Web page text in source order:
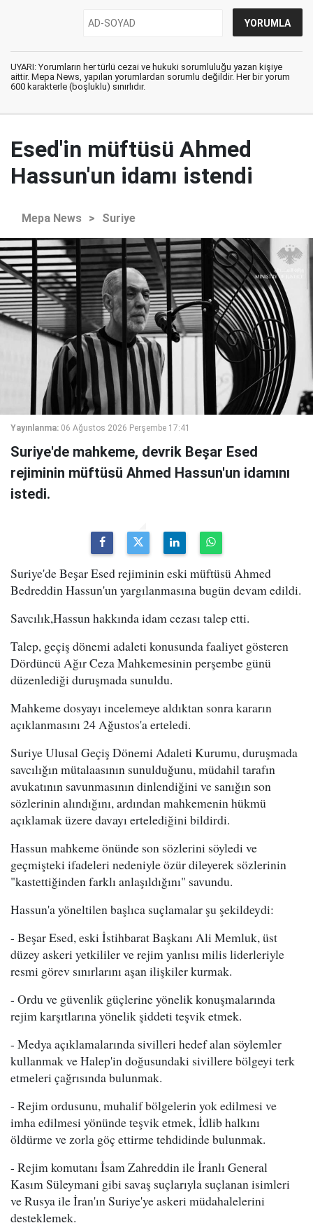
UYARI: Yorumların her türlü cezai ve hukuki sorumluluğu yazan kişiye
aittir. Mepa News, yapılan yorumlardan sorumlu değildir. Her bir yorum
600 karakterle (boşluklu) sınırlıdır.
Esed'in müftüsü Ahmed
Hassun'un idamı istendi
Mepa News > Suriye
Yayınlanma: 06 Ağustos 2026 Perşembe 17:41
Suriye'de mahkeme, devrik Beşar Esed
rejiminin müftüsü Ahmed Hassun'un idamını
istedi.
Suriye'de Beşar Esed rejiminin eski müftüsü Ahmed
Bedreddin Hassun'un yargılanmasına bugün devam edildi.
Savcılık,Hassun hakkında idam cezası talep etti.
Talep, geçiş dönemi adaleti konusunda faaliyet gösteren
Dördüncü Ağır Ceza Mahkemesinin perşembe günü
düzenlediği duruşmada sunuldu.
Mahkeme dosyayı incelemeye aldıktan sonra kararın
açıklanmasını 24 Ağustos'a erteledi.
Suriye Ulusal Geçiş Dönemi Adaleti Kurumu, duruşmada
savcılığın mütalaasının sunulduğunu, müdahil tarafın
avukatının savunmasının dinlendiğini ve sanığın son
sözlerinin alındığını, ardından mahkemenin hükmü
açıklamak üzere davayı ertelediğini bildirdi.
Hassun mahkeme önünde son sözlerini söyledi ve
geçmişteki ifadeleri nedeniyle özür dileyerek sözlerinin
"kastettiğinden farklı anlaşıldığını" savundu.
Hassun'a yöneltilen başlıca suçlamalar şu şekildeydi:
- Beşar Esed, eski İstihbarat Başkanı Ali Memluk, üst
düzey askeri yetkililer ve rejim yanlısı milis liderleriyle
resmi görev sınırlarını aşan ilişkiler kurmak.
- Ordu ve güvenlik güçlerine yönelik konuşmalarında
rejim karşıtlarına yönelik şiddeti teşvik etmek.
- Medya açıklamalarında sivilleri hedef alan söylemler
kullanmak ve Halep'in doğusundaki sivillere bölgeyi terk
etmeleri çağrısında bulunmak.
- Rejim ordusunu, muhalif bölgelerin yok edilmesi ve
imha edilmesi yönünde teşvik etmek, İdlib halkını
öldürme ve zorla göç ettirme tehdidinde bulunmak.
- Rejim komutanı İsam Zahreddin ile İranlı General
Kasım Süleymani gibi savaş suçlarıyla suçlanan isimleri
ve Rusya ile İran'ın Suriye'ye askeri müdahalelerini
desteklemek.